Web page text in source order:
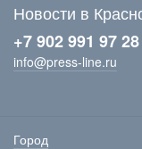
Новости в
+7 902 991 97 28
info@press-line.ru
Город